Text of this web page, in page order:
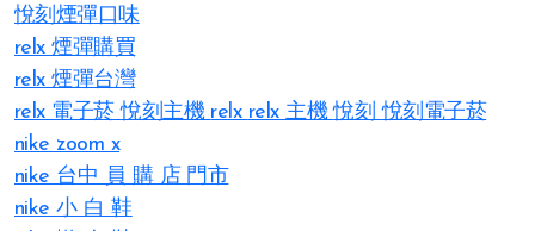
悅刻煙彈口味
relx 煙彈購買
relx 煙彈台灣
relx 電子菸悅刻主機 relx relx 主機悅刻悅刻電子菸
nike zoom x
nike 台中 員 購 店 門市
nike 小 白 鞋